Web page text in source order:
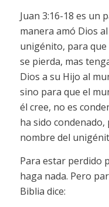
Juan 3:16-18 es un
manera amó Dios
unigénito, para que
se pierda, mas
Dios a su Hijo al
sino para que el
él cree, no es
ha sido
nombre del
Para estar perdido
haga nada. Pero
Biblia dice: